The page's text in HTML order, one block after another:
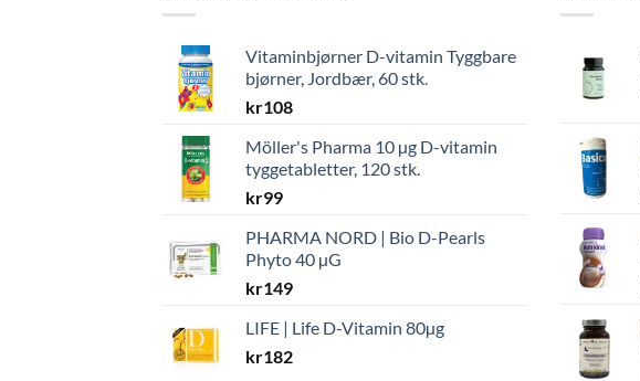
Vitaminbjørner D-vitamin Tyggbare
bjørner, Jordbær, 60 stk.
kr108
Möller's Pharma 10 µg D-vitamin
tyggetabletter, 120 stk.
kr99
PHARMA NORD | Bio D-Pearls
Phyto 40 µG
kr149
LIFE | Life D-Vitamin 80µg
kr182